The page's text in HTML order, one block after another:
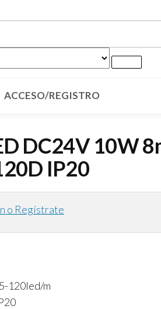
ACCESO/REGISTRO
DC24V 10W
IP20
o Regístrate
120led/m